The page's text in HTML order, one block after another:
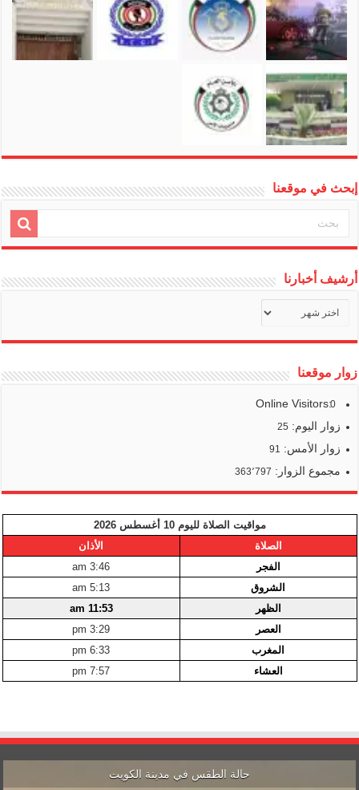
إبحث في موقعنا
أرشيف أخبارنا
أخبارنا
زوار موقعنا
Online Visitors:
0
زوار اليوم: 25
زوار الأمس: 91
مجموع الزوار: 363٬797
مواقيت الصلاة لليوم 10 أغسطس 2026
الصلاة
الأذان
الفجر
3:46 am
الشروق
5:13 am
الظهر
11:53 am
العصر
3:29 pm
المغرب
6:33 pm
العشاء
7:57 pm
حالة الطقس في مدينة الكويت